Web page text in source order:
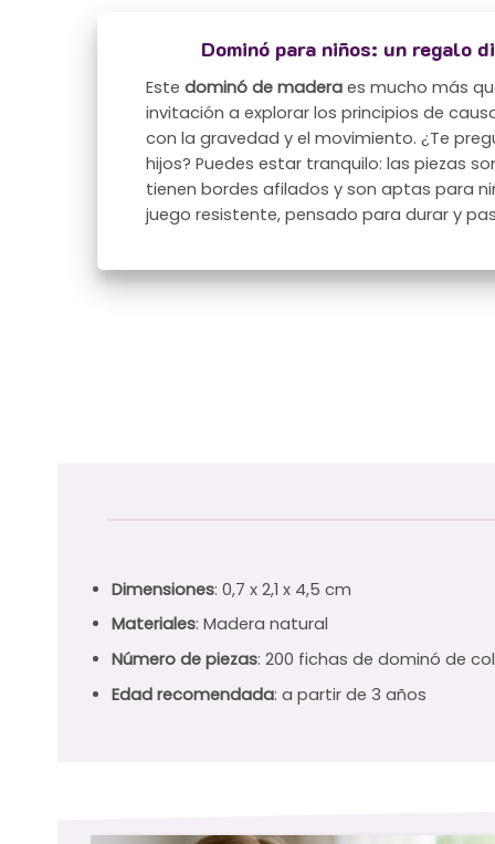
Dominó para niños: un regalo
Este dominó de madera es mucho más
invitación a explorar los principios de
con la gravedad y el movimiento. ¿Te
hijos? Puedes estar tranquilo: las piezas
tienen bordes afilados y son aptas para
juego resistente, pensado para durar y
Dimensiones: 0,7 x 2,1 x 4,5 cm
Materiales: Madera natural
Número de piezas: 200 fichas de dominó de
Edad recomendada: a partir de 3 años